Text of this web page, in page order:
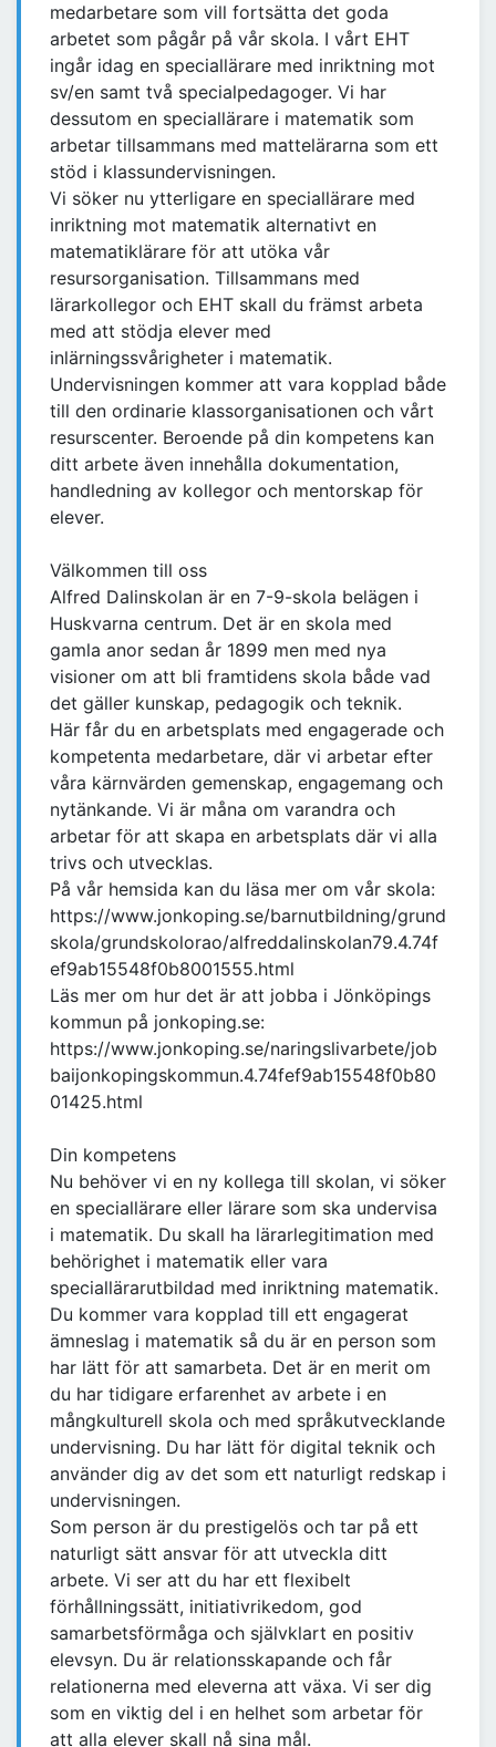
medarbetare som vill fortsätta det goda
arbetet som pågår på vår skola. I vårt EHT
ingår idag en speciallärare med inriktning mot
sv/en samt två specialpedagoger. Vi har
dessutom en speciallärare i matematik som
arbetar tillsammans med mattelärarna som ett
stöd i klassundervisningen.
Vi söker nu ytterligare en speciallärare med
inriktning mot matematik alternativt en
matematiklärare för att utöka vår
resursorganisation. Tillsammans med
lärarkollegor och EHT skall du främst arbeta
med att stödja elever med
inlärningssvårigheter i matematik.
Undervisningen kommer att vara kopplad både
till den ordinarie klassorganisationen och vårt
resurscenter. Beroende på din kompetens kan
ditt arbete även innehålla dokumentation,
handledning av kollegor och mentorskap för
elever.
Välkommen till oss
Alfred Dalinskolan är en 7-9-skola belägen i
Huskvarna centrum. Det är en skola med
gamla anor sedan år 1899 men med nya
visioner om att bli framtidens skola både vad
det gäller kunskap, pedagogik och teknik.
Här får du en arbetsplats med engagerade och
kompetenta medarbetare, där vi arbetar efter
våra kärnvärden gemenskap, engagemang och
nytänkande. Vi är måna om varandra och
arbetar för att skapa en arbetsplats där vi alla
trivs och utvecklas.
På vår hemsida kan du läsa mer om vår skola:
https://www.jonkoping.se/barnutbildning/grund
skola/grundskolorao/alfreddalinskolan79.4.74f
ef9ab15548f0b8001555.html
Läs mer om hur det är att jobba i Jönköpings
kommun på jonkoping.se:
https://www.jonkoping.se/naringslivarbete/job
baijonkopingskommun.4.74fef9ab15548f0b80
01425.html
Din kompetens
Nu behöver vi en ny kollega till skolan, vi söker
en speciallärare eller lärare som ska undervisa
i matematik. Du skall ha lärarlegitimation med
behörighet i matematik eller vara
speciallärarutbildad med inriktning matematik.
Du kommer vara kopplad till ett engagerat
ämneslag i matematik så du är en person som
har lätt för att samarbeta. Det är en merit om
du har tidigare erfarenhet av arbete i en
mångkulturell skola och med språkutvecklande
undervisning. Du har lätt för digital teknik och
använder dig av det som ett naturligt redskap i
undervisningen.
Som person är du prestigelös och tar på ett
naturligt sätt ansvar för att utveckla ditt
arbete. Vi ser att du har ett flexibelt
förhållningssätt, initiativrikedom, god
samarbetsförmåga och självklart en positiv
elevsyn. Du är relationsskapande och får
relationerna med eleverna att växa. Vi ser dig
som en viktig del i en helhet som arbetar för
att alla elever skall nå sina mål.